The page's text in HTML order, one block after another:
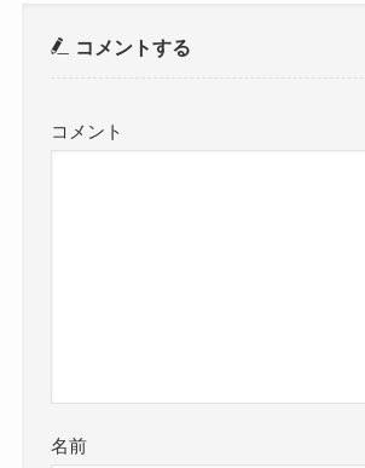
コメントする
コメント
名前